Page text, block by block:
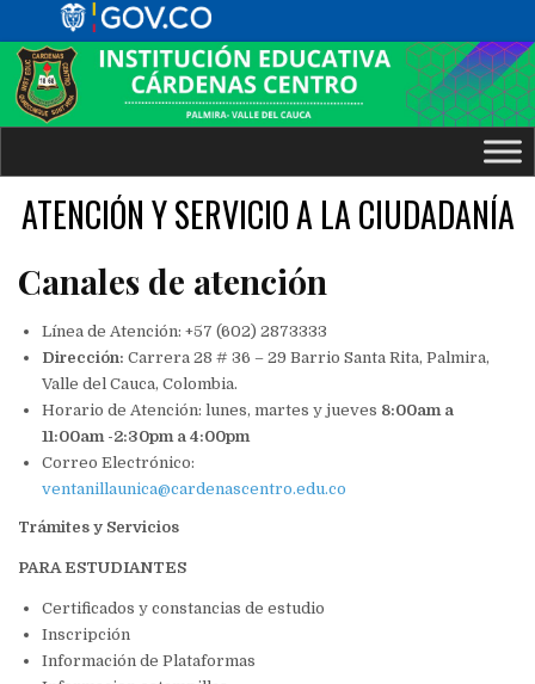
ATENCIÓN Y SERVICIO A LA CIUDADANÍA
Canales de atención
Línea de Atención: +57 (602) 2873333
Dirección: Carrera 28 # 36 – 29 Barrio Santa Rita, Palmira,
Valle del Cauca, Colombia.
Horario de Atención: lunes, martes y jueves 8:00am a
11:00am -2:30pm a 4:00pm
Correo Electrónico:
ventanillaunica@cardenascentro.edu.co
Trámites y Servicios
PARA ESTUDIANTES
Certificados y constancias de estudio
Inscripción
Información de Plataformas